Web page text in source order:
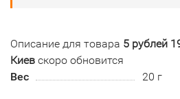
Описание для товара 5 рублей
Киев скоро обновится
Вес
20 г